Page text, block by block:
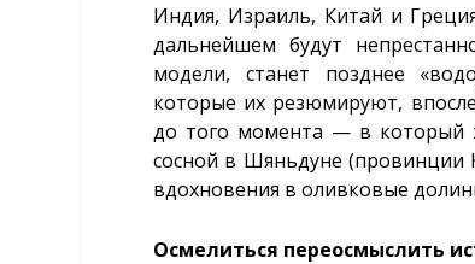
Индия, Израиль, Китай и
дальнейшем будут
модели, станет позднее
которые их резюмируют,
до того момента — в который
сосной в Шяньдуне (провинции
вдохновения в оливковые
Осмелиться переосмыслить